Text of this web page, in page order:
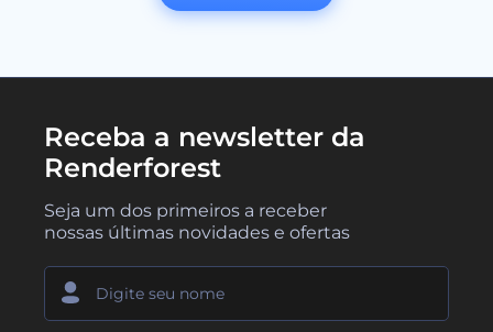
Receba a newsletter da
Renderforest
Seja um dos primeiros a receber
nossas últimas novidades e ofertas